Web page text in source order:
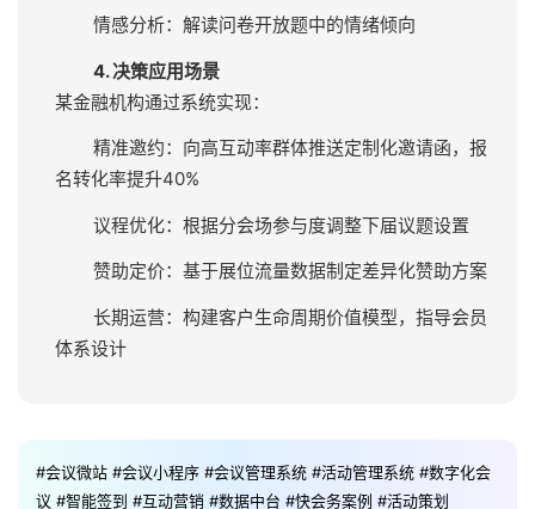
分类：自动打上「高价值客户」「潜在流失者」等
3. 深度分析模型
平台内置10+分析模板，支持自定义报表：
漏斗分析：追踪报名-签到-互动-转化各环节流失率
聚类分析：识别不同参会者群体的行为模式
预测分析：基于历史数据预测下次活动规模与偏好
情感分析：解读问卷开放题中的情绪倾向
精准邀约：向高互动率群体推送定制化邀请函，报
名转化率提升40%